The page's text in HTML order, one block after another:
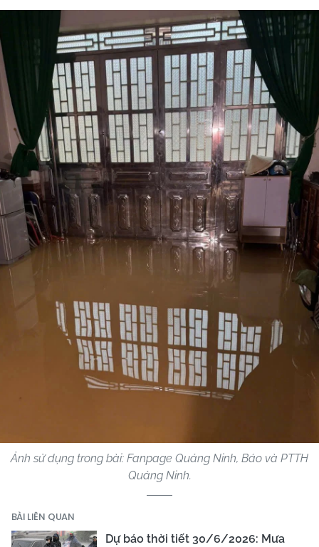
Ảnh sử dụng trong bài: Fanpage Quảng Ninh, Báo và PTTH
Quảng Ninh.
BÀI LIÊN QUAN
Dự báo thời tiết 30/6/2026: Mưa